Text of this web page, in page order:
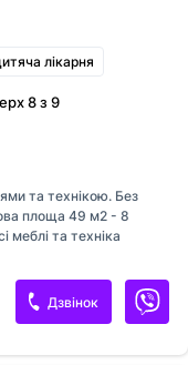
лікарня
8 з 9
та технікою. Без
площа 49 м2 - 8
меблі та техніка
- Квартира двостороння
та єВідновленню.
родини або людей, які
світлом, та з вікон
уся необхідна
Дзвінок